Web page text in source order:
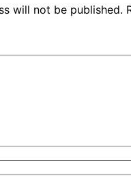
will not be published.